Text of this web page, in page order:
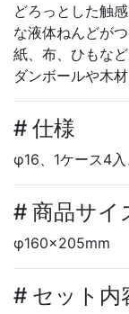
どろっとした触
な液体ねんどがつ
紙、布、ひもな
ダンボールや木
# 仕様
φ16、1ケース4
# 商品サイ
φ160×205mm
# セット内